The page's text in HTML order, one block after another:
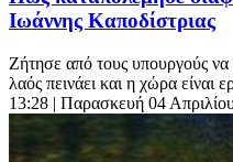
Ιωάννης Καποδίστριας
Ζήτησε από τους υπουργούς
λαός πεινάει και η χώρα είναι
13:28 | Παρασκευή 04